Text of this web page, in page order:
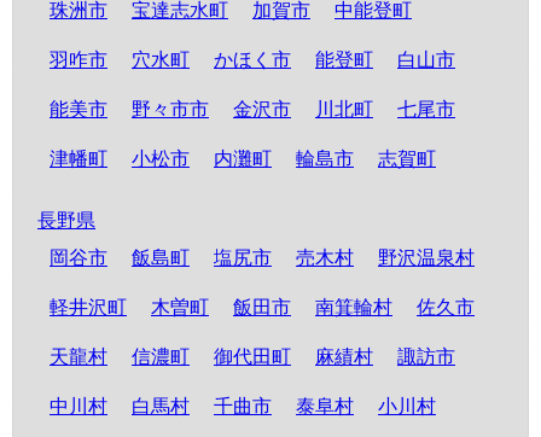
珠洲市
宝達志水町 加賀市 中能登町
羽咋市 穴水町 かほく市 能登町 白山市
能美市 野々市市 金沢市 川北町 七尾市
津幡町 小松市 内灘町 輪島市 志賀町
長野県
岡谷市
飯島町 塩尻市 売木村 野沢温泉村
軽井沢町 木曽町 飯田市 南箕輪村 佐久市
天龍村 信濃町 御代田町 麻績村 諏訪市
中川村 白馬村 千曲市 泰阜村 小川村